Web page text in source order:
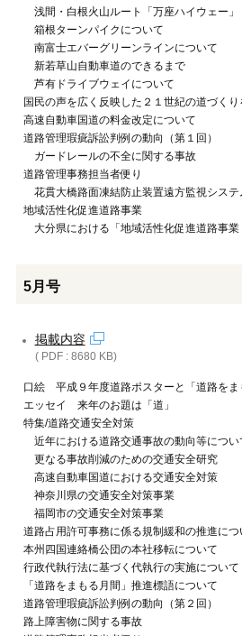
浅間・白根火山ルート「万座ハイウェー」
箱根ターンパイクについて
南富士エバーグリーンラインについて
新若草山自動車道のできるまで
芦有ドライブウェイについて
国民の声を広く反映した２１世紀の道づくり
高速自動車国道の料金改定について
道路管理瑕疵訴訟判例の動向（第１回）
ガードレールの不全に関する事故
道路管理事務担当者便り
花貫大橋路面凍結防止装置遠方監視システ
地域活性化促進道路事業
大分県における「地域活性化促進道路事業
5月号
掲載内容
( PDF : 8680 KB)
口絵 平成９年度道路ポスターと「道路をま
エッセイ 来年のお題は「道」
特集/道路交通安全対策
近年における道路交通事故の動向等につい
更なる事故削減のための交通安全研究
高速自動車国道における交通安全対策
神奈川県の交通安全対策事業
福岡市の交通安全対策事業
道路占用許可事務に係る規制緩和の推進につ
本州四国連絡橋公団の本社移転について
行政代執行法に基づく代執行の実施について
「道路をまもる月間」推進標語について
道路管理瑕疵訴訟判例の動向（第２回）
路上障害物に関する事故